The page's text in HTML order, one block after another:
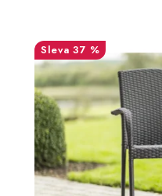
37 %